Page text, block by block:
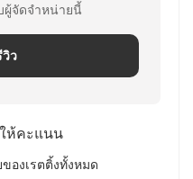
ผู้จัดจําหน่ายนี้
วิว
ห้คะแนน
องเรตติ้งทั้งหมด